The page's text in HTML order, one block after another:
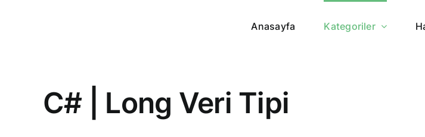
Anasayfa Kategoriler
C# | Long Veri Tipi